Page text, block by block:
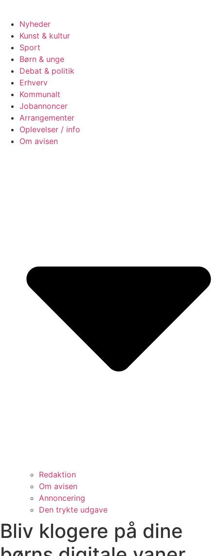
Nyheder
Kunst & kultur
Sport
Børn & unge
Debat & politik
Erhverv
Kommunalt
Jobannoncer
Arrangementer
Oplevelser / info
Om avisen
Redaktion
Om avisen
Annoncering
Den trykte udgave
Bliv klogere på dine